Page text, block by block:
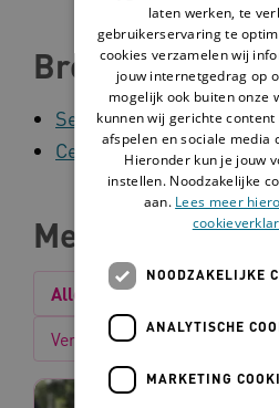
Bron
Seksindepraktijk.nl
Centrum Seksueel
Meer over
Alles Interventie
Verhaal
laten werken, te
gebruikerservaring te
cookies verzamelen wij
jouw internetgedrag op
mogelijk ook buiten onze
kunnen wij gerichte content
afspelen en sociale media
Hieronder kun je jouw
instellen. Noodzakelijke
aan. Lees meer
NOODZAKELIJKE
ANALYTISCHE
MARKETING